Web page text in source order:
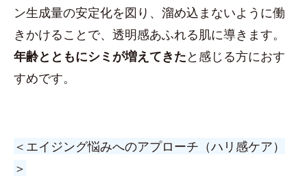
ン生成量の安定化を図り、溜め込まないように働
きかけることで、透明感あふれる肌に導きます。
年齢とともにシミが増えてきたと感じる方におす
すめです。
＜エイジング悩みへのアプローチ（ハリ感ケア）
＞